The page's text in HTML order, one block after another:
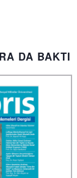
DA BAKTI